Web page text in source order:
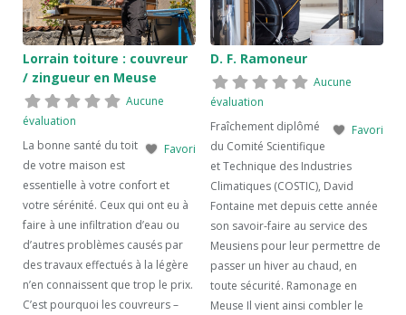
Lorrain toiture : couvreur
/ zingueur en Meuse
Aucune
évaluation
Favori
La bonne santé du toit
de votre maison est
essentielle à votre confort et
votre sérénité. Ceux qui ont eu à
faire à une infiltration d’eau ou
d’autres problèmes causés par
des travaux effectués à la légère
n’en connaissent que trop le prix.
C’est pourquoi les couvreurs –
D. F. Ramoneur
Aucune
évaluation
Favori
Fraîchement diplômé
du Comité Scientifique
et Technique des Industries
Climatiques (COSTIC), David
Fontaine met depuis cette année
son savoir-faire au service des
Meusiens pour leur permettre de
passer un hiver au chaud, en
toute sécurité. Ramonage en
Meuse Il vient ainsi combler le